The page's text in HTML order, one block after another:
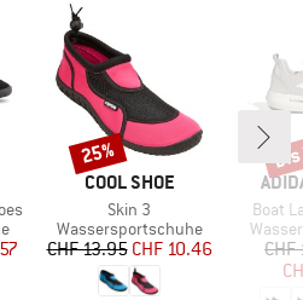
Preis
MARKE
COOL SHOE
Artikel
Skin 3
Produktgruppe
Wassersportschuhe
Preis
CHF 13.95reduzierter Preis
CHF 10.46
Rabatt
25%
Artikel
Boat